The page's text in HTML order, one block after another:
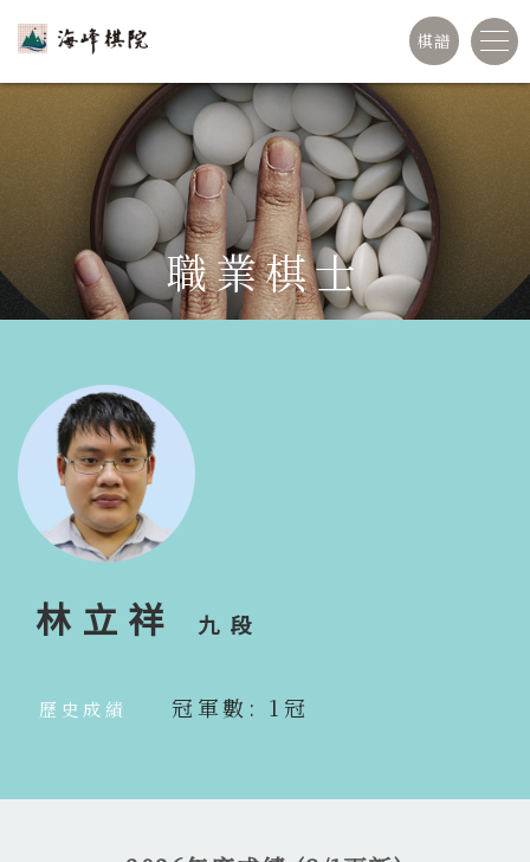
棋譜
職業棋士
林立祥 九段
歷史成績 冠軍數: 1冠